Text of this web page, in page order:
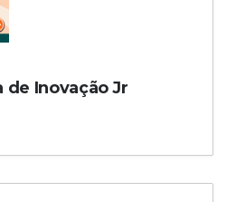
de Inovação Jr